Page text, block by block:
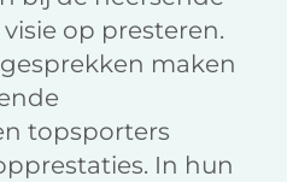
op presteren.
maken
topsporters
In hun